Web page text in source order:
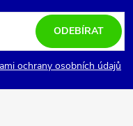
ochrany osobních údajů
ODEBÍRAT